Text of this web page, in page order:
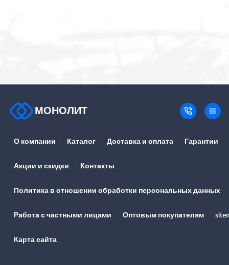
МОНОЛИТ
О компании Каталог Доставка и оплата Гарантии
Акции и скидки Контакты
Политика в отношении обработки персональных данных
Работа с частными лицами Оптовым покупателям
Карта сайта